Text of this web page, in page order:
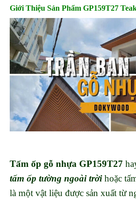
Giới Thiệu Sản Phẩm GP159T27
Tấm ốp gỗ nhựa GP159T27
tấm ốp tường ngoài trờihoặc
là một vật liệu được sản xuất từ